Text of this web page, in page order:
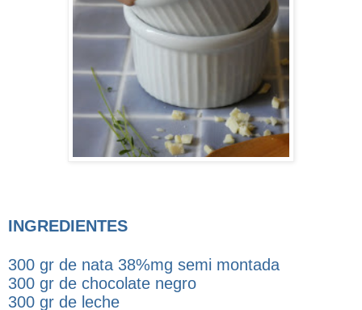
INGREDIENTES
300 gr de nata 38%mg semi montada
300 gr de chocolate negro
300 gr de leche